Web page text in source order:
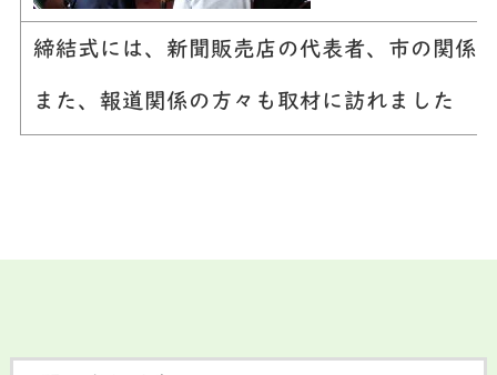
締結式には、新聞販売店の代表者、市の関係
また、報道関係の方々も取材に訪れました